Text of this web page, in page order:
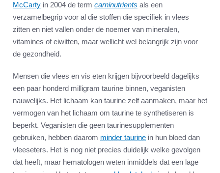
McCarty in 2004 de term carninutrients als een
verzamelbegrip voor al die stoffen die specifiek in vlees
zitten en niet vallen onder de noemer van mineralen,
vitamines of eiwitten, maar wellicht wel belangrijk zijn voor
de gezondheid.
Mensen die vlees en vis eten krijgen bijvoorbeeld dagelijks
een paar honderd milligram taurine binnen, veganisten
nauwelijks. Het lichaam kan taurine zelf aanmaken, maar het
vermogen van het lichaam om taurine te synthetiseren is
beperkt. Veganisten die geen taurinesupplementen
gebruiken, hebben daarom minder taurine in hun bloed dan
vleeseters. Het is nog niet precies duidelijk welke gevolgen
dat heeft, maar hematologen weten inmiddels dat een lage